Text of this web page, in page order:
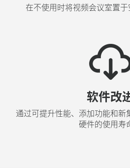
在不使用时将视频会议室置于
软件改
通过可提升性能、添加功能和新
硬件的使用寿